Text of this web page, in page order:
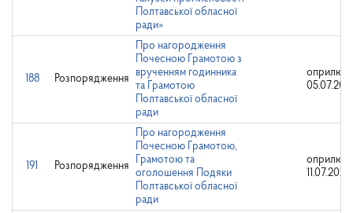
Полтавської обласної
ради»
188 Розпорядження
Про нагородження
Почесною Грамотою з
врученням годинника
та Грамотою
Полтавської обласної
ради
191 Розпорядження
Про нагородження
Почесною Грамотою,
Грамотою та
оголошення Подяки
Полтавської обласної
ради
11.07.2024